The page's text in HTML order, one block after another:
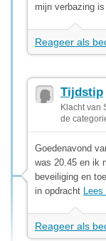
mijn verbazing
Reageer als
Tijdstip
Klacht van
de
Goedenavond
was 20.45 en ik
beveiliging en
in opdracht Lees
Reageer als